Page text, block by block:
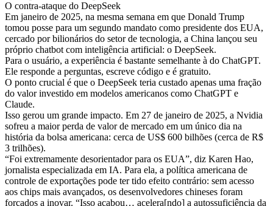
O contra-ataque do DeepSeek
Em janeiro de 2025, na mesma semana em que Donald Trump
tomou posse para um segundo mandato como presidente dos EUA,
cercado por bilionários do setor de tecnologia, a China lançou seu
próprio chatbot com inteligência artificial: o DeepSeek.
Para o usuário, a experiência é bastante semelhante à do ChatGPT.
Ele responde a perguntas, escreve código e é gratuito.
O ponto crucial é que o DeepSeek teria custado apenas uma fração
do valor investido em modelos americanos como ChatGPT e
Claude.
Isso gerou um grande impacto. Em 27 de janeiro de 2025, a Nvidia
sofreu a maior perda de valor de mercado em um único dia na
história da bolsa americana: cerca de US$ 600 bilhões (cerca de R$
3 trilhões).
“Foi extremamente desorientador para os EUA”, diz Karen Hao,
jornalista especializada em IA. Para ela, a política americana de
controle de exportações pode ter tido efeito contrário: sem acesso
aos chips mais avançados, os desenvolvedores chineses foram
forçados a inovar. “Isso acabou… acelera[ndo] a autossuficiência da